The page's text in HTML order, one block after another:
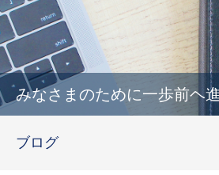
みなさまのために一歩前ヘ
ブログ
政策
活動報告